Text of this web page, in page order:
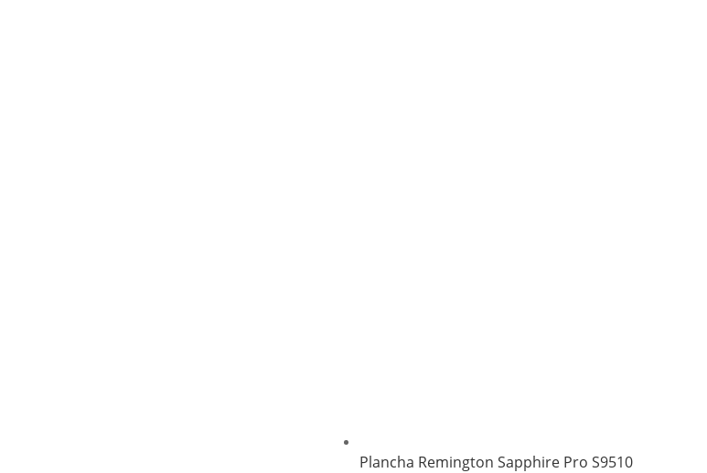
Plancha Remington Sapphire Pro S9510